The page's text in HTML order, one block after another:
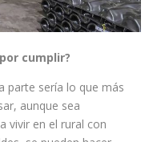
cumplir?
parte sería lo que más
aunque sea
vivir en el rural con